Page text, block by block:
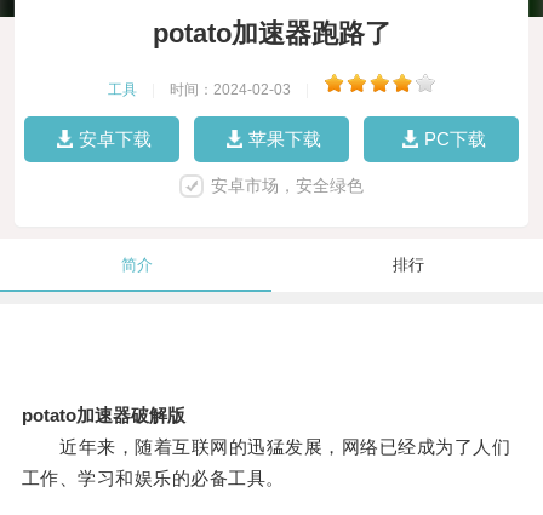
potato加速器跑路了
工具 时间：2024-02-03
安卓下载 苹果下载 PC下载
安卓市场，安全绿色
简介 排行
potato加速器破解版
近年来，随着互联网的迅猛发展，网络已经成为了人们
工作、学习和娱乐的必备工具。